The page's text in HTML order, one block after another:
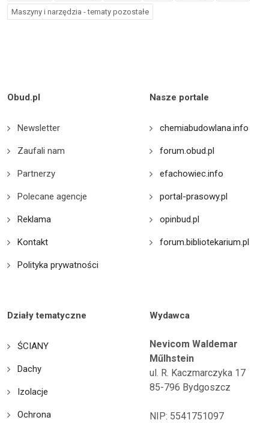
Maszyny i narzędzia - tematy pozostałe
Obud.pl
Newsletter
Zaufali nam
Partnerzy
Polecane agencje
Reklama
Kontakt
Polityka prywatności
Nasze portale
chemiabudowlana.info
forum.obud.pl
efachowiec.info
portal-prasowy.pl
opinbud.pl
forum.bibliotekarium.pl
Działy tematyczne
ŚCIANY
Dachy
Izolacje
Ochrona
Wydawca
Nevicom Waldemar
Műlhstein
ul. R. Kaczmarczyka 17
85-796 Bydgoszcz
NIP: 5541751097